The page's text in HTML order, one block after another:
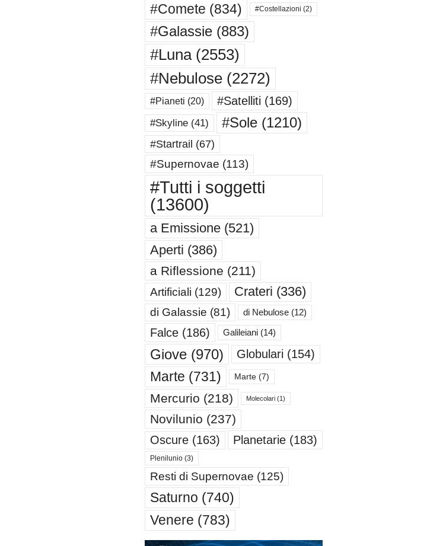
#Comete (834) #Costellazioni (2)
#Galassie(883)
#Luna(2553)
#Nebulose(2272)
#Pianeti (20) #Satelliti (169)
#Skyline(41) #Sole(1210)
#Startrail (67)
#Supernovae (113)
#Tutti i soggetti
(13600)
a Emissione(521)
Aperti (386)
a Riflessione (211)
Artificiali (129) Crateri (336)
di Galassie (81) di Nebulose(12)
Falce(186) Galileiani(14)
Giove(970) Globulari (154)
Marte (731) Marte(7)
Mercurio (218) Molecolari(1)
Novilunio (237)
Oscure(163) Planetarie(183)
Plenilunio(3)
Resti di Supernovae (125)
Saturno (740)
Venere (783)